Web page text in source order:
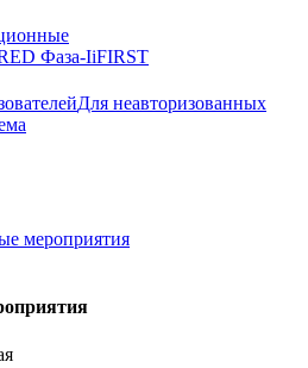
Фаза-IiFIRST
Для неавторизованных
мероприятия